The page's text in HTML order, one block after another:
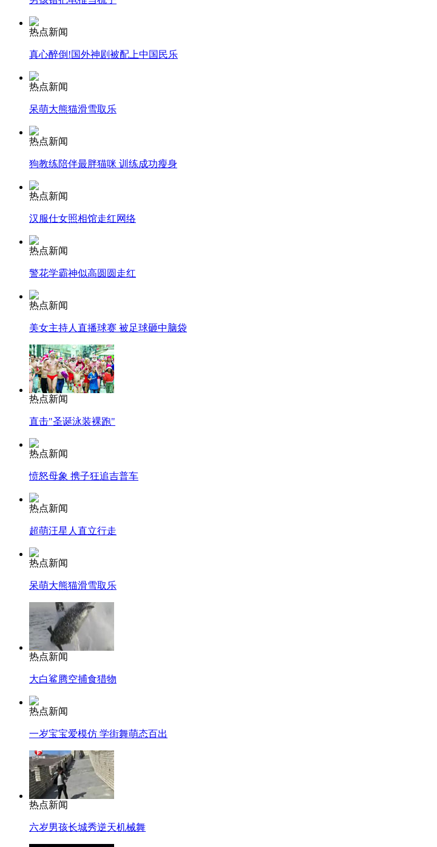
安徽一实载49人客车翻车
走！跟着总书记去植树
消防员救轻生者
纽约上演“枕头大战”
司机酒驾遇交警 急速倒车逃窜
热点新闻
真心醉倒!国外神剧被配上中国民乐
热点新闻
呆萌大熊猫滑雪取乐
热点新闻
狗教练陪伴最胖猫咪 训练成功瘦身
热点新闻
汉服仕女照相馆走红网络
热点新闻
警花学霸神似高圆圆走红
热点新闻
美女主持人直播球赛 被足球砸中脑袋
热点新闻
直击"圣诞泳装裸跑"
热点新闻
愤怒母象 携子狂追吉普车
热点新闻
超萌汪星人直立行走
热点新闻
呆萌大熊猫滑雪取乐
热点新闻
大白鲨腾空捕食猎物
热点新闻
一岁宝宝爱模仿 学街舞萌态百出
热点新闻
六岁男孩长城秀逆天机械舞